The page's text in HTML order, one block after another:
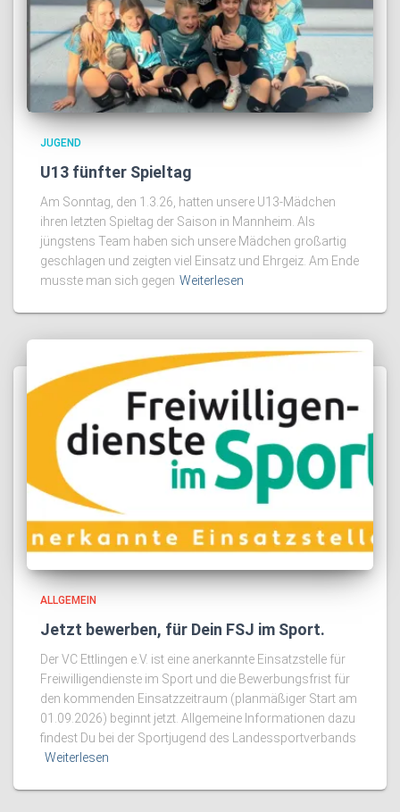
JUGEND
U13 fünfter Spieltag
Am Sonntag, den 1.3.26, hatten unsere U13-Mädchen
ihren letzten Spieltag der Saison in Mannheim. Als
jüngstens Team haben sich unsere Mädchen großartig
geschlagen und zeigten viel Einsatz und Ehrgeiz. Am Ende
musste man sich gegen Weiterlesen
ALLGEMEIN
Jetzt bewerben, für Dein FSJ im Sport.
Der VC Ettlingen e.V. ist eine anerkannte Einsatzstelle für
Freiwilligendienste im Sport und die Bewerbungsfrist für
den kommenden Einsatzzeitraum (planmäßiger Start am
01.09.2026) beginnt jetzt. Allgemeine Informationen dazu
findest Du bei der Sportjugend des Landessportverbands
Weiterlesen